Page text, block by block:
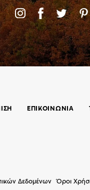
ΕΠΙΚΟΙΝΩΝΊΑ
Δεδομένων Όροι